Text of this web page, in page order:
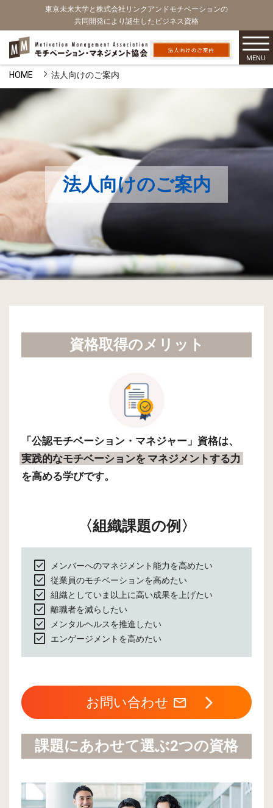
東京未来大学と株式会社リンクアンドモチベーションの
共同開発により誕生したビジネス資格
MENU
HOME 法人向けのご案内
法人向けのご案内
資格取得のメリット
「公認モチベーション・マネジャー」資格は、
実践的なモチベーションを マネジメントする力
を高める学びです。
〈組織課題の例〉
check_box メンバーへのマネジメント能力を高めたい
check_box 従業員のモチベーションを高めたい
check_box 組織としていま以上に高い成果を上げたい
check_box 離職者を減らしたい
check_box メンタルヘルスを推進したい
check_box エンゲージメントを高めたい
お問い合わせ
課題にあわせて選ぶ2つの資格